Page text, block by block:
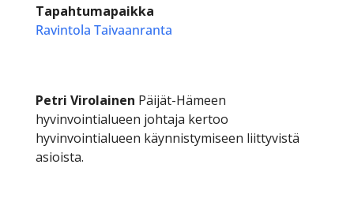
Tapahtumapaikka
Ravintola Taivaanranta
Petri Virolainen Päijät-Hämeen
hyvinvointialueen johtaja kertoo
hyvinvointialueen käynnistymiseen liittyvistä
asioista.